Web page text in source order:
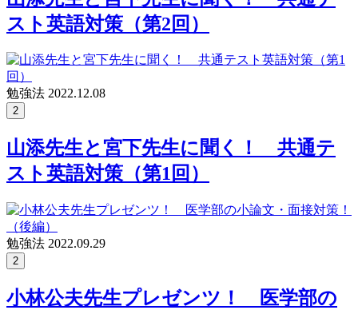
スト英語対策（第2回）
勉強法 2022.12.08
2
山添先生と宮下先生に聞く！ 共通テ
スト英語対策（第1回）
勉強法 2022.09.29
2
小林公夫先生プレゼンツ！ 医学部の